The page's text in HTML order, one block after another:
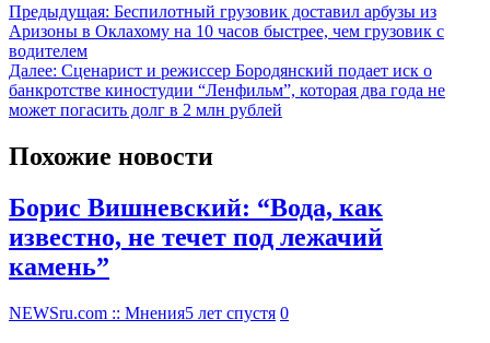
Предыдущая: Беспилотный грузовик доставил арбузы из
Аризоны в Оклахому на 10 часов быстрее, чем грузовик с
водителем
Далее: Сценарист и режиссер Бородянский подает иск о
банкротстве киностудии “Ленфильм”, которая два года не
может погасить долг в 2 млн рублей
Похожие новости
Борис Вишневский: “Вода, как
известно, не течет под лежачий
камень”
NEWSru.com :: Мнения5 лет спустя 0